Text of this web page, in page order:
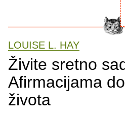
LOUISE L. HAY
Živite sretno
Afirmacijama
života